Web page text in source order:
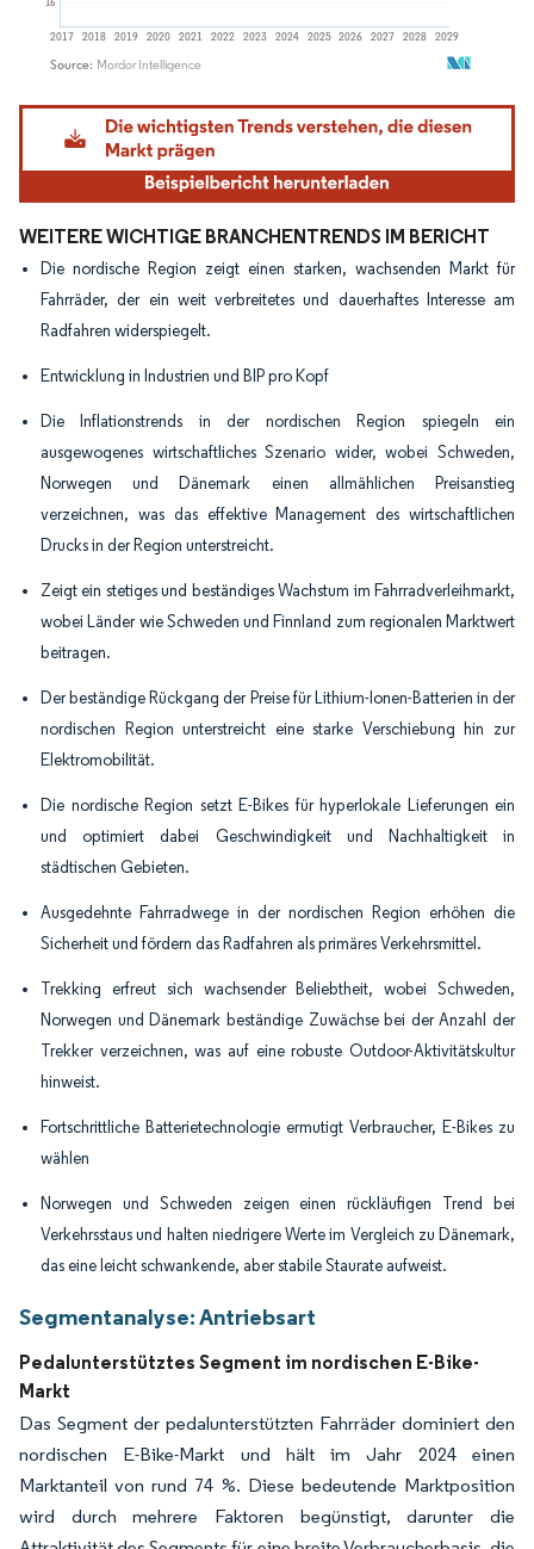
Bild © Mordor Intelligence. Wiederverwendung erfordert Namensnennung gemäß
WEITERE WICHTIGE BRANCHENTRENDS IM BERICHT
Die nordische Region zeigt einen starken, wachsenden Markt für
Fahrräder, der ein weit verbreitetes und dauerhaftes Interesse am
Radfahren widerspiegelt.
Entwicklung in Industrien und BIP pro Kopf
Die Inflationstrends in der nordischen Region spiegeln ein
ausgewogenes wirtschaftliches Szenario wider, wobei Schweden,
Norwegen und Dänemark einen allmählichen Preisanstieg
verzeichnen, was das effektive Management des wirtschaftlichen
Drucks in der Region unterstreicht.
Zeigt ein stetiges und beständiges Wachstum im Fahrradverleihmarkt,
wobei Länder wie Schweden und Finnland zum regionalen Marktwert
beitragen.
Der beständige Rückgang der Preise für Lithium-Ionen-Batterien in der
nordischen Region unterstreicht eine starke Verschiebung hin zur
Elektromobilität.
Die nordische Region setzt E-Bikes für hyperlokale Lieferungen ein
und optimiert dabei Geschwindigkeit und Nachhaltigkeit in
städtischen Gebieten.
Ausgedehnte Fahrradwege in der nordischen Region erhöhen die
Sicherheit und fördern das Radfahren als primäres Verkehrsmittel.
Trekking erfreut sich wachsender Beliebtheit, wobei Schweden,
Norwegen und Dänemark beständige Zuwächse bei der Anzahl der
Trekker verzeichnen, was auf eine robuste Outdoor-Aktivitätskultur
hinweist.
Fortschrittliche Batterietechnologie ermutigt Verbraucher, E-Bikes zu
wählen
Norwegen und Schweden zeigen einen rückläufigen Trend bei
Verkehrsstaus und halten niedrigere Werte im Vergleich zu Dänemark,
das eine leicht schwankende, aber stabile Staurate aufweist.
Segmentanalyse: Antriebsart
Pedalunterstütztes Segment im nordischen E-Bike-
Markt
Das Segment der pedalunterstützten Fahrräder dominiert den
nordischen E-Bike-Markt und hält im Jahr 2024 einen
Marktanteil von rund 74 %. Diese bedeutende Marktposition
wird durch mehrere Faktoren begünstigt, darunter die